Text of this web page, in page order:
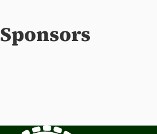
Sponsors